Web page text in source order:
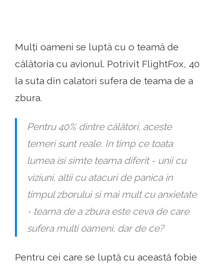
Mulți oameni se luptă cu o teamă de
călătoria cu avionul. Potrivit FlightFox, 40
la suta din calatori sufera de teama de a
zbura.
Pentru 40% dintre călători, aceste
temeri sunt reale. In timp ce toata
lumea isi simte teama diferit - unii cu
viziuni, altii cu atacuri de panica in
timpul zborului si mai mult cu anxietate
- teama de a zbura este ceva de care
sufera multi oameni, dar de ce?
Pentru cei care se luptă cu această fobie